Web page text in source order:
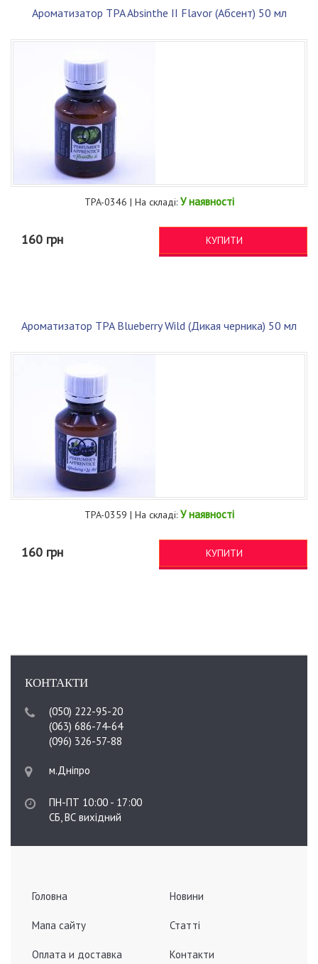
Ароматизатор TPA Absinthe II Flavor (Абсент) 50 мл
TPA-0346 | На складі: У наявності
160 грн КУПИТИ
Ароматизатор TPA Blueberry Wild (Дикая черника) 50 мл
TPA-0359 | На складі: У наявності
160 грн КУПИТИ
КОНТАКТИ
(050) 222-95-20
(063) 686-74-64
(096) 326-57-88
м.Дніпро
ПН-ПТ 10:00 - 17:00
СБ, ВС вихідний
Головна
Мапа сайту
Оплата и доставка
Новини
Статті
Контакти